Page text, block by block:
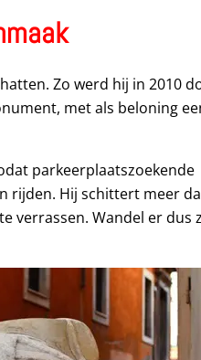
Zo werd hij in 2010
met als beloning
parkeerplaatszoekende
rijden. Hij schittert meer
verrassen. Wandel er dus